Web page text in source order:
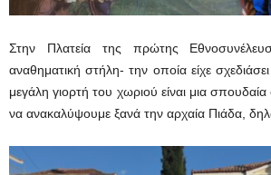
Στην Πλατεία της πρώτης
αναθηματική στήλη- την οποία είχε
μεγάλη γιορτή του χωριού είναι μια
να ανακαλύψουμε ξανά την αρχαία Πιάδα,